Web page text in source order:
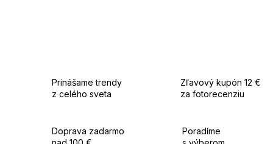
Prinášame trendy
z celého sveta
Zľavový kupón 12 €
za fotorecenziu
Doprava zadarmo
Poradíme